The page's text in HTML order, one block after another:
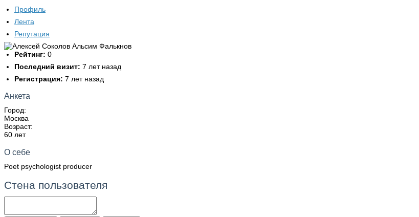
Профиль
Лента
Репутация
Рейтинг: 0
Последний визит: 7 лет назад
Регистрация: 7 лет назад
Анкета
Город:
Москва
Возраст:
60 лет
О себе
Poet psychologist producer
Стена пользователя